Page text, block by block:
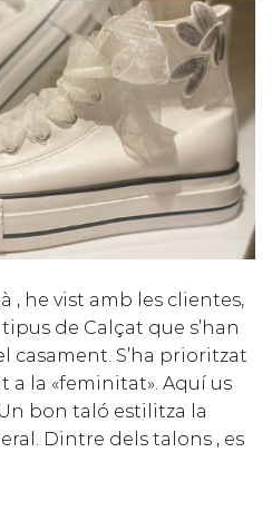
, he vist amb les clientes,
de Calçat que s’han
casament. S’ha prioritzat
la «feminitat». Aquí us
bon taló estilitza la
Dintre dels talons , es